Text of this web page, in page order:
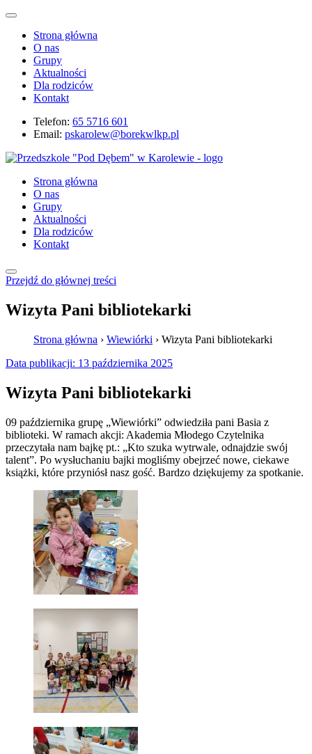
Strona główna
O nas
Grupy
Aktualności
Dla rodziców
Kontakt
Telefon: 65 5716 601
Email: pskarolew@borekwlkp.pl
Strona główna
O nas
Grupy
Aktualności
Dla rodziców
Kontakt
Przejdź do głównej treści
Wizyta Pani bibliotekarki
Strona główna › Wiewiórki › Wizyta Pani bibliotekarki
Data publikacji: 13 października 2025
Wizyta Pani bibliotekarki
09 października grupę „Wiewiórki” odwiedziła pani Basia z
biblioteki. W ramach akcji: Akademia Młodego Czytelnika
przeczytała nam bajkę pt.: „Kto szuka wytrwale, odnajdzie swój
talent”. Po wysłuchaniu bajki mogliśmy obejrzeć nowe, ciekawe
książki, które przyniósł nasz gość. Bardzo dziękujemy za spotkanie.